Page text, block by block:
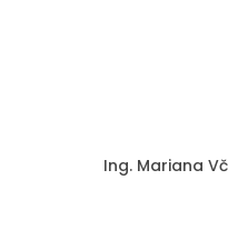
Ing. Mariana